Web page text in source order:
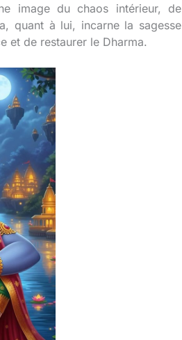
image du chaos intérieur, de
quant à lui, incarne la sagesse
et de restaurer le Dharma.